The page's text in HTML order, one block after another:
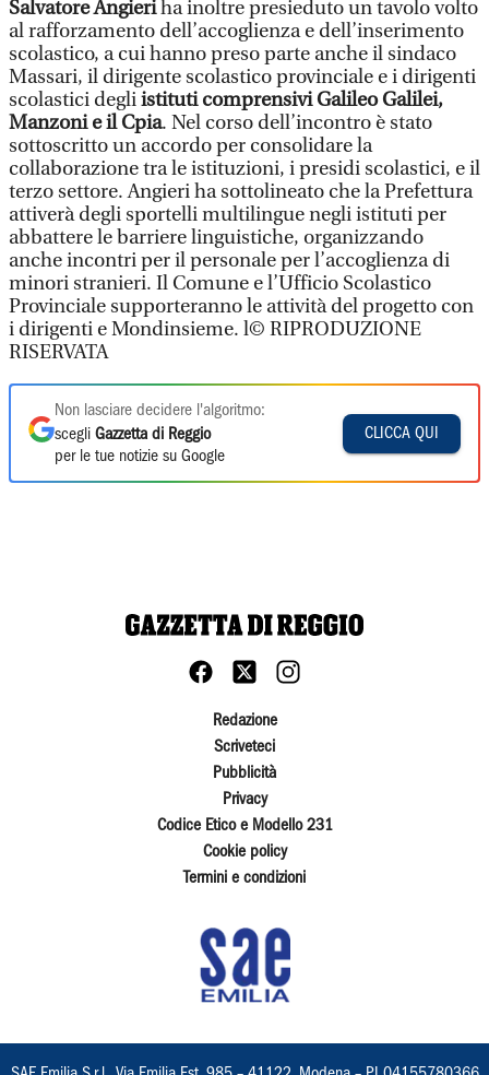
Salvatore Angieriha inoltre presieduto un tavolo volto
al rafforzamento dell’accoglienza e dell’inserimento
scolastico, a cui hanno preso parte anche il sindaco
Massari, il dirigente scolastico provinciale e i dirigenti
scolastici degliistituti comprensiviGalileo Galilei,
Manzoni e il Cpia. Nel corso dell’incontro è stato
sottoscritto un accordo per consolidare la
collaborazione tra le istituzioni, i presidi scolastici, e il
terzo settore. Angieri ha sottolineato che la Prefettura
attiverà degli sportelli multilingue negli istituti per
abbattere le barriere linguistiche, organizzando
anche incontri per il personale per l’accoglienza di
minori stranieri. Il Comune e l’Ufficio Scolastico
Provinciale supporteranno le attività del progetto con
i dirigenti e Mondinsieme. l© RIPRODUZIONE
RISERVATA
Non lasciare decidere l'algoritmo:
scegli Gazzetta di Reggio
per le tue notizie su Google
CLICCA QUI
Redazione
Scriveteci
Pubblicità
Privacy
Codice Etico e Modello 231
Cookie policy
Termini e condizioni